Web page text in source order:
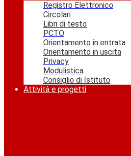
Registro Elettronico
Circolari
Libri di testo
PCTO
Orientamento in entrata
Orientamento in uscita
Privacy
Modulistica
Consiglio di Istituto
Attività e progetti